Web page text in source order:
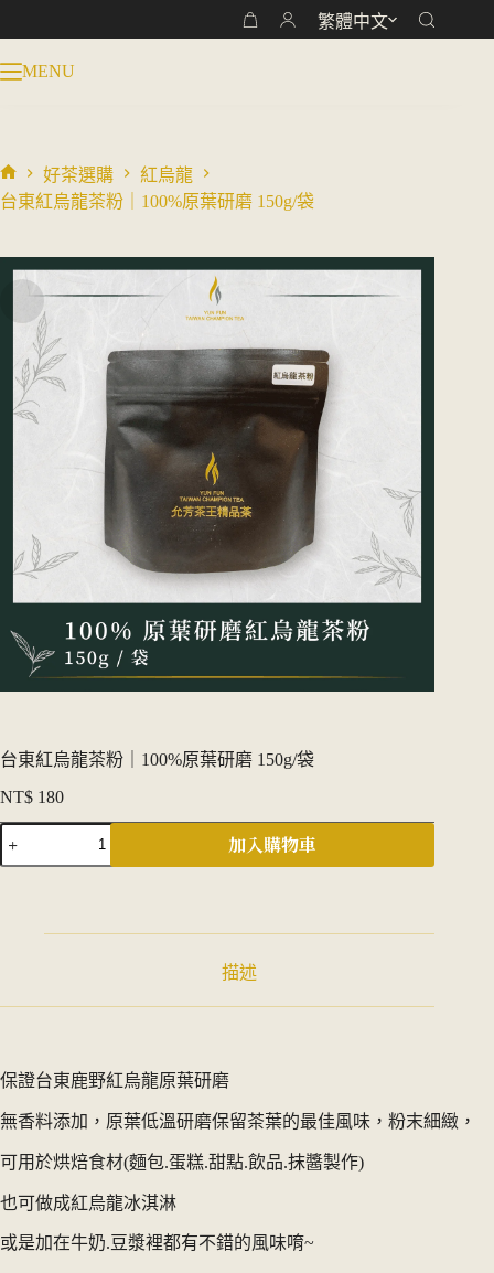
至
主
台東紅烏龍茶粉｜100%原葉研磨 150g/袋 加入購物車
購
繁體中文
MENU
首
好茶選購
紅烏龍
台東紅烏龍茶粉｜100%原葉研磨 150g/袋
台東紅烏龍茶粉｜100%原葉研磨 150g/袋
NT$ 180
研
磨
150g/
袋
數
量
加入購物車
描述
保證台東鹿野紅烏龍原葉研磨
無香料添加，原葉低溫研磨保留茶葉的最佳風味，粉末細緻，
可用於烘焙食材(麵包.蛋糕.甜點.飲品.抹醬製作)
也可做成紅烏龍冰淇淋
或是加在牛奶.豆漿裡都有不錯的風味唷~